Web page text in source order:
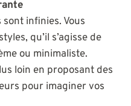
infinies. Vous
qu’il s’agisse de
ou minimaliste.
loin en proposant des
pour imaginer vos